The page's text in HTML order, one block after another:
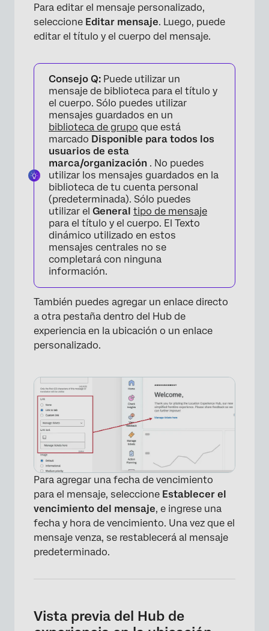
Para editar el mensaje personalizado,
seleccione Editar mensaje. Luego, puede
editar el título y el cuerpo del mensaje.
Consejo Q: Puede utilizar un
mensaje de biblioteca para el título y
el cuerpo. Sólo puedes utilizar
mensajes guardados en un
biblioteca de grupo que está
marcado Disponible para todos los
usuarios de esta
marca/organización . No puedes
utilizar los mensajes guardados en la
biblioteca de tu cuenta personal
(predeterminada). Sólo puedes
utilizar el General tipo de mensaje
para el título y el cuerpo. El Texto
dinámico utilizado en estos
mensajes centrales no se
completará con ninguna
información.
También puedes agregar un enlace directo
a otra pestaña dentro del Hub de
experiencia en la ubicación o un enlace
personalizado.
Para agregar una fecha de vencimiento
para el mensaje, seleccione Establecer el
vencimiento del mensaje, e ingrese una
fecha y hora de vencimiento. Una vez que el
mensaje venza, se restablecerá al mensaje
predeterminado.
Vista previa del Hub de